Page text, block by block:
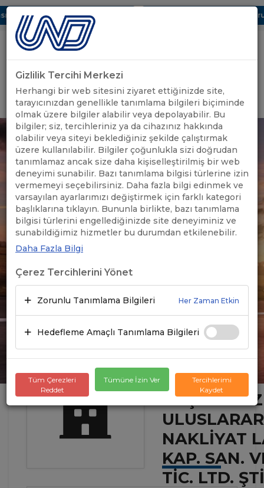
Dijital UBAK Bölümü Hakkında UND, Yunanistan Vize
Uluslararası Nakliyeciler Derneği
GİRİŞ YAP
AKÇE
NAKLIYAT
KAP. SAN.
TIC. LTD.
Gizlilik Tercihi Merkezi
Herhangi bir web sitesini ziyaret ettiğinizde site,
tarayıcınızdan genellikle tanımlama bilgileri biçiminde
olmak üzere bilgiler alabilir veya depolayabilir. Bu
bilgiler; siz, tercihleriniz ya da cihazınız hakkında
olabilir veya siteyi beklediğiniz şekilde çalıştırmak
üzere kullanılabilir. Bilgiler çoğunlukla sizi doğrudan
tanımlamaz ancak size daha kişiselleştirilmiş bir web
deneyimi sunabilir. Bazı tanımlama bilgisi türlerine izin
vermemeyi seçebilirsiniz. Daha fazla bilgi edinmek ve
varsayılan ayarlarımızı değiştirmek için farklı kategori
başlıklarına tıklayın. Bununla birlikte, bazı tanımlama
bilgisi türlerini engellediğinizde site deneyiminiz ve
sunabildiğimiz hizmetler bu durumdan etkilenebilir.
Daha Fazla Bilgi
Çerez Tercihlerini Yönet
Zorunlu Tanımlama Bilgileri Her Zaman Etkin
Hedefleme Amaçlı Tanımlama Bilgileri
Tüm Çerezleri
Reddet
Tümüne İzin Ver
Tercihlerimi
Kaydet